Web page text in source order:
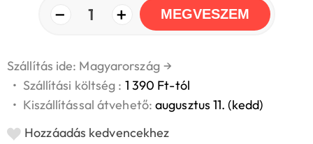
− 1 + MEGVESZEM
Szállítás ide: Magyarország →
• Szállítási költség : 1 390 Ft-tól
• Kiszállítással átvehető:augusztus 11. (kedd)
Hozzáadás kedvencekhez